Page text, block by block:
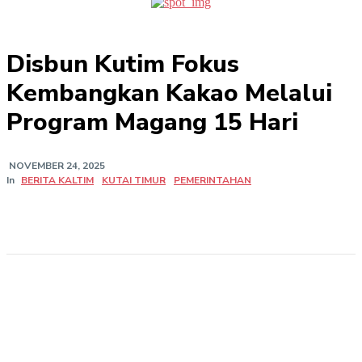
Disbun Kutim Fokus
Kembangkan Kakao Melalui
Program Magang 15 Hari
NOVEMBER 24, 2025
In BERITA KALTIM KUTAI TIMUR PEMERINTAHAN